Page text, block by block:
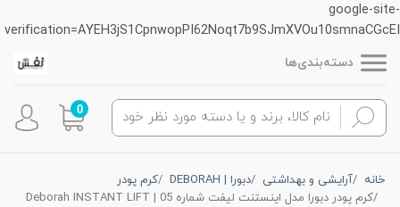
google-site-
verification=AYEH3jS1CpnwopPI62Noqt7b9SJmXVOu10smnaCGcEI
دسته‌بندی‌ها
0
خانه آرایشی و بهداشتی دبورا | DEBORAH
کرم پودر
کرم پودر دبورا مدل اینستنت لیفت شماره 05 | Deborah INSTANT LIFT